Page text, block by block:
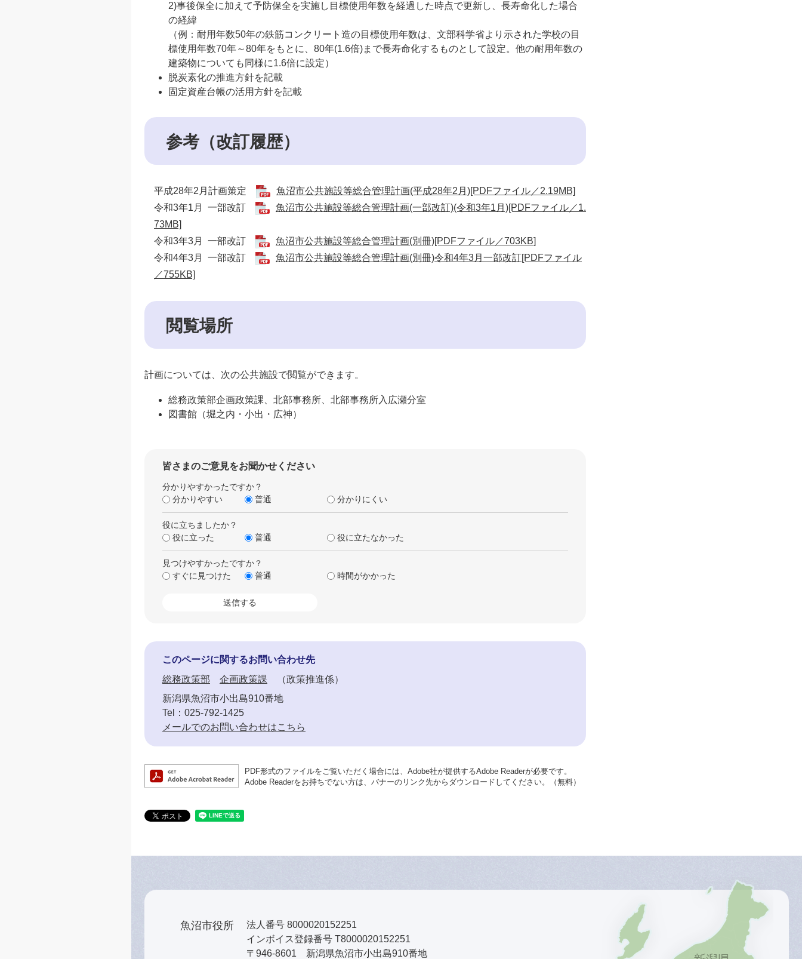
2)事後保全に加えて予防保全を実施し目標使用年数を経過した時点で更新し、長寿命化した場合
の経緯
（例：耐用年数50年の鉄筋コンクリート造の目標使用年数は、文部科学省より示された学校の目
標使用年数70年～80年をもとに、80年(1.6倍)まで長寿命化するものとして設定。他の耐用年数の
建築物についても同様に1.6倍に設定）
脱炭素化の推進方針を記載
固定資産台帳の活用方針を記載​
参考（改訂履歴）
平成28年2月計画策定
魚沼市公共施設等総合管理計画(平成28年2月)[PDFファイル／2.19MB]
令和3年1月 一部改訂
魚沼市公共施設等総合管理計画(一部改訂)(令和3年1月)[PDFファイル／1.
73MB]
令和3年3月 一部改訂
魚沼市公共施設等総合管理計画(別冊)[PDFファイル／703KB]
令和4年3月 一部改訂
魚沼市公共施設等総合管理計画(別冊)令和4年3月一部改訂[PDFファイル
／755KB]
閲覧場所
計画については、次の公共施設で閲覧ができます。
総務政策部企画政策課、北部事務所、北部事務所入広瀬分室
図書館（堀之内・小出・広神）
皆さまのご意見をお聞かせください
分かりやすかったですか？
分かりやすい
普通 分かりにくい
役に立ちましたか？
役に立った
普通 役に立たなかった
見つけやすかったですか？
すぐに見つけた
普通 時間がかかった
このページに関するお問い合わせ先
総務政策部
企画政策課
政策推進係
新潟県魚沼市小出島910番地
Tel：025-792-1425
メールでのお問い合わせはこちら
PDF形式のファイルをご覧いただく場合には、Adobe社が提供するAdobe Readerが必要です。
Adobe Readerをお持ちでない方は、バナーのリンク先からダウンロードしてください。（無料）
魚沼市役所
法人番号 8000020152251
インボイス登録番号 T8000020152251
〒946-8601 新潟県魚沼市小出島910番地